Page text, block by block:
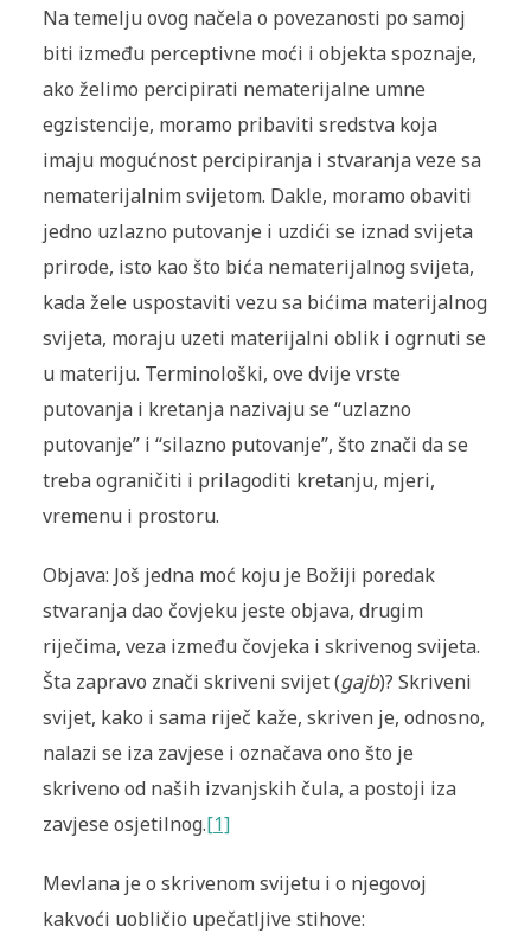
Na temelju ovog načela o povezanosti po samoj
biti između perceptivne moći i objekta spoznaje,
ako želimo percipirati nematerijalne umne
egzistencije, moramo pribaviti sredstva koja
imaju mogućnost percipiranja i stvaranja veze sa
nematerijalnim svijetom. Dakle, moramo obaviti
jedno uzlazno putovanje i uzdići se iznad svijeta
prirode, isto kao što bića nematerijalnog svijeta,
kada žele uspostaviti vezu sa bićima materijalnog
svijeta, moraju uzeti materijalni oblik i ogrnuti se
u materiju. Terminološki, ove dvije vrste
putovanja i kretanja nazivaju se “uzlazno
putovanje” i “silazno putovanje”, što znači da se
treba ograničiti i prilagoditi kretanju, mjeri,
vremenu i prostoru.
Objava: Još jedna moć koju je Božiji poredak
stvaranja dao čovjeku jeste objava, drugim
riječima, veza između čovjeka i skrivenog svijeta.
Šta zapravo znači skriveni svijet (gajb)? Skriveni
svijet, kako i sama riječ kaže, skriven je, odnosno,
nalazi se iza zavjese i označava ono što je
skriveno od naših izvanjskih čula, a postoji iza
zavjese osjetilnog.[1]
Mevlana je o skrivenom svijetu i o njegovoj
kakvoći uobličio upečatljive stihove: